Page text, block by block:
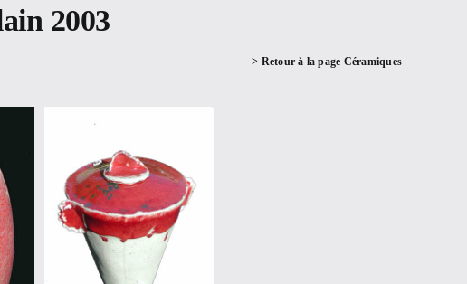
2003
> Retour à la page Céramiques